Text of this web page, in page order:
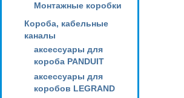
Монтажные коробки
Короба, кабельные
каналы
аксессуары для
короба PANDUIT
аксессуары для
коробов LEGRAND